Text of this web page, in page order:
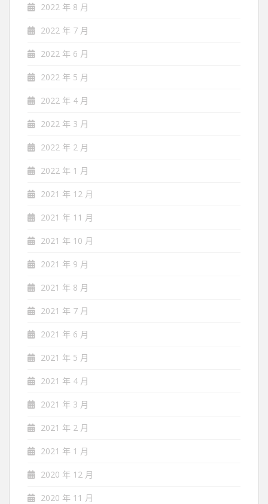
2022 年 8 月
2022 年 7 月
2022 年 6 月
2022 年 5 月
2022 年 4 月
2022 年 3 月
2022 年 2 月
2022 年 1 月
2021 年 12 月
2021 年 11 月
2021 年 10 月
2021 年 9 月
2021 年 8 月
2021 年 7 月
2021 年 6 月
2021 年 5 月
2021 年 4 月
2021 年 3 月
2021 年 2 月
2021 年 1 月
2020 年 12 月
2020 年 11 月